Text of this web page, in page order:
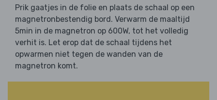
Prik gaatjes in de folie en plaats de schaal op een
magnetronbestendig bord. Verwarm de maaltijd
5min in de magnetron op 600W, tot het volledig
verhit is. Let erop dat de schaal tijdens het
opwarmen niet tegen de wanden van de
magnetron komt.